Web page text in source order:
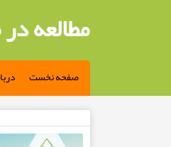
مطالعه
صفحه نخست